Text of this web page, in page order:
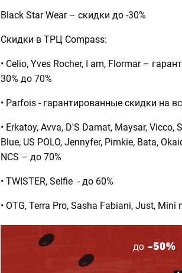
Black Star Wear – скидки до -30%
Скидки в ТРЦ Compass:
• Celio, Yves Rocher, I am, Flormar –
30% до 70%
• Parfois - гарантированные скидки на
• Erkatoy, Avva, D'S Damat, Maysar, Vicco,
Blue, US POLO, Jennyfer, Pimkie, Bata,
NCS – до 70%
• TWISTER, Selfie - до 60%
• OTG, Terra Pro, Sasha Fabiani, Just, Mini